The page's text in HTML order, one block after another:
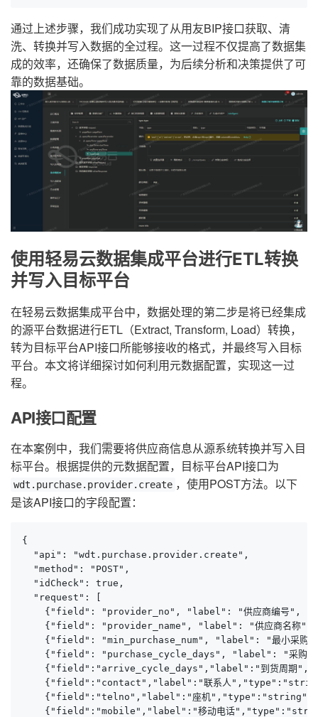
通过上述步骤，我们成功实现了从用友BIP接口获取、清
洗、转换并写入数据的全过程。这一过程不仅提高了数据集
成的效率，还确保了数据质量，为后续分析和决策提供了可
靠的数据基础。
使用轻易云数据集成平台进行ETL转换
并写入目标平台
在轻易云数据集成平台中，数据处理的第二步是将已经集成
的源平台数据进行ETL（Extract, Transform, Load）转换，
转为目标平台API接口所能够接收的格式，并最终写入目标
平台。本文将详细探讨如何利用元数据配置，实现这一过
程。
API接口配置
在本案例中，我们需要将供应商信息从源系统转换并写入目
标平台。根据提供的元数据配置，目标平台API接口为
wdt.purchase.provider.create ，使用POST方法。以下
是该API接口的字段配置：
{
  "api": "wdt.purchase.provider.create",
  "method": "POST",
  "idCheck": true,
  "request": [
{"field": "provider_no", "label": "供应商编号",
{"field": "provider_name", "label": "供应商名称
{"field": "min_purchase_num", "label": "最小采购
{"field": "purchase_cycle_days", "label": "采购
{"field":"arrive_cycle_days","label":"到货周期
{"field":"contact","label":"联系人
{"field":"telno","label":"座机
{"field":"mobile","label":"移动电话